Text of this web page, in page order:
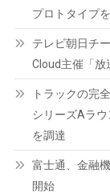
プロトタイプ
テレビ朝日チ
Cloud主催「放
トラックの完
シリーズAラ
を調達
富士通、金融
開始